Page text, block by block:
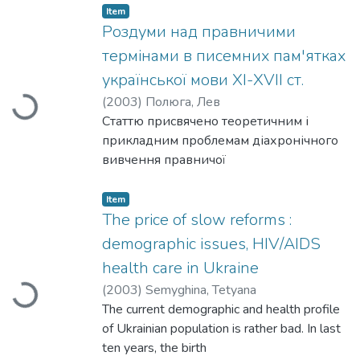
приділяється нормам саме
британського права, оскільки
обговорюється можливість
застосування певних
правових механізмів в українському
законодавстві і практиці.
Україні адміністративної реформи
особливої актуальності набуло питання
законодавчого забезпечення
повноважень та порядку діяльності
органів виконавчої влади. Окремим
проблемам даного процесу і
присвячено дану статтю. Особливо
детально аналізуються з юридичної
точки зору пропозиції глави держави
України".
Loading...
Item
Роздуми над правничими
термінами в писемних пам'ятках
української мови ХІ-XVII ст.
(2003) Полюга, Лев
Статтю присвячено теоретичним і
прикладним проблемам діахронічного
вивчення правничої
семантичної та історико-
культурологічної інтерпретації термінів
і термінологічних сполук у
лексикографічній літературі, для
реконструкції терміносистеми права на
матеріалі текстів давніх писемних пам
'яток української мови, а також: для
пізнання шляхів і джерел її
формування. Серед них - труднощі
Loading...
Item
The price of slow reforms :
demographic issues, HIV/AIDS
health care in Ukraine
(2003) Semyghina, Tetyana
The current demographic and health profile
of Ukrainian population is rather bad. In last
ten years, the birth